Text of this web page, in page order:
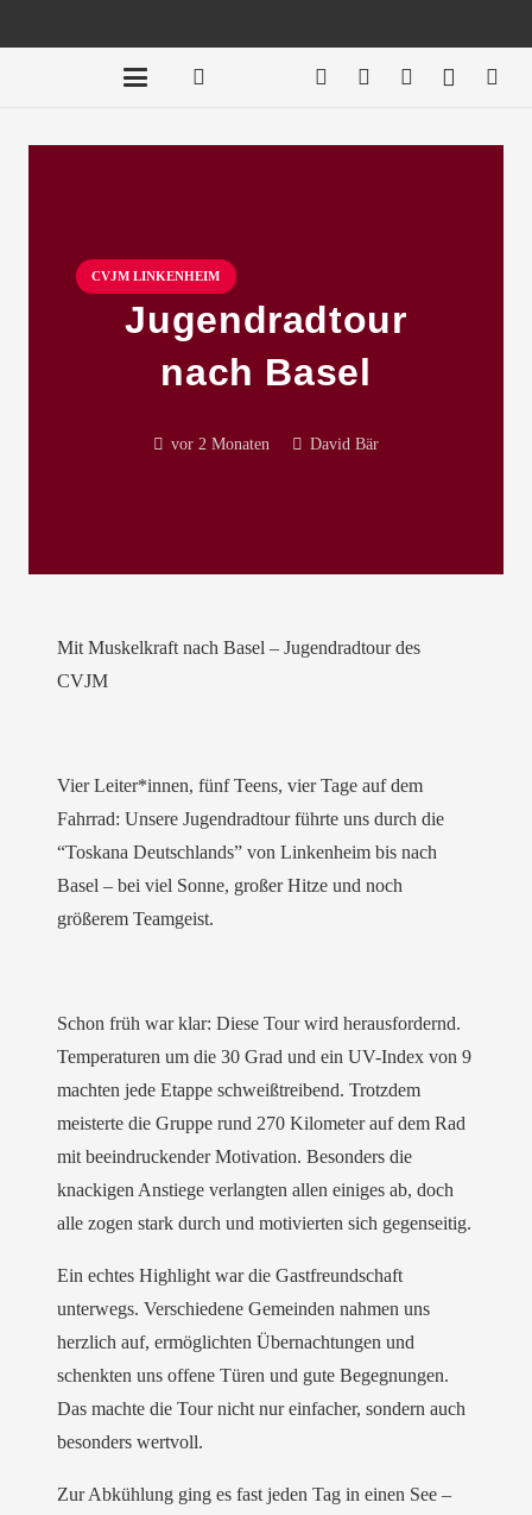
CVJM LINKENHEIM
Jugendradtour
nach Basel
vor 2 Monaten David Bär
Mit Muskelkraft nach Basel – Jugendradtour des
CVJM
Vier Leiter*innen, fünf Teens, vier Tage auf dem
Fahrrad: Unsere Jugendradtour führte uns durch die
“Toskana Deutschlands” von Linkenheim bis nach
Basel – bei viel Sonne, großer Hitze und noch
größerem Teamgeist.
Schon früh war klar: Diese Tour wird herausfordernd.
Temperaturen um die 30 Grad und ein UV-Index von 9
machten jede Etappe schweißtreibend. Trotzdem
meisterte die Gruppe rund 270 Kilometer auf dem Rad
mit beeindruckender Motivation. Besonders die
knackigen Anstiege verlangten allen einiges ab, doch
alle zogen stark durch und motivierten sich gegenseitig.
Ein echtes Highlight war die Gastfreundschaft
unterwegs. Verschiedene Gemeinden nahmen uns
herzlich auf, ermöglichten Übernachtungen und
schenkten uns offene Türen und gute Begegnungen.
Das machte die Tour nicht nur einfacher, sondern auch
besonders wertvoll.
Zur Abkühlung ging es fast jeden Tag in einen See –